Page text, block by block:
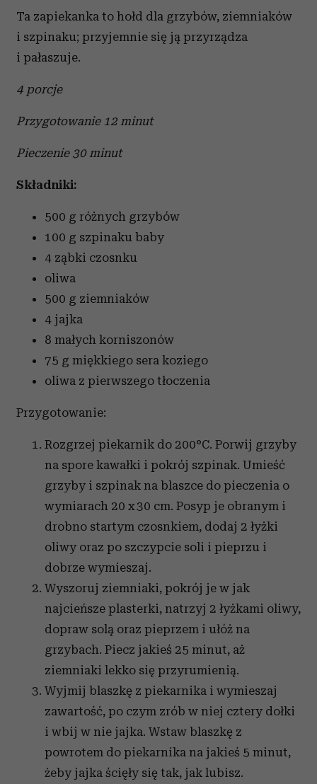
Ta zapiekanka to hołd dla grzybów, ziemniaków
i szpinaku; przyjemnie się ją przyrządza
i pałaszuje.
4 porcje
Przygotowanie 12 minut
Pieczenie 30 minut
Składniki:
500 g różnych grzybów
100 g szpinaku baby
4 ząbki czosnku
oliwa
500 g ziemniaków
4 jajka
8 małych korniszonów
75 g miękkiego sera koziego
oliwa z pierwszego tłoczenia
Przygotowanie:
Rozgrzej piekarnik do 200°C. Porwij grzyby
na spore kawałki i pokrój szpinak. Umieść
grzyby i szpinak na blaszce do pieczenia o
wymiarach 20 x 30 cm. Posyp je obranym i
drobno startym czosnkiem, dodaj 2 łyżki
oliwy oraz po szczypcie soli i pieprzu i
dobrze wymieszaj.
Wyszoruj ziemniaki, pokrój je w jak
najcieńsze plasterki, natrzyj 2 łyżkami oliwy,
dopraw solą oraz pieprzem i ułóż na
grzybach. Piecz jakieś 25 minut, aż
ziemniaki lekko się przyrumienią.
Wyjmij blaszkę z piekarnika i wymieszaj
zawartość, po czym zrób w niej cztery dołki
i wbij w nie jajka. Wstaw blaszkę z
powrotem do piekarnika na jakieś 5 minut,
żeby jajka ścięły się tak, jak lubisz.